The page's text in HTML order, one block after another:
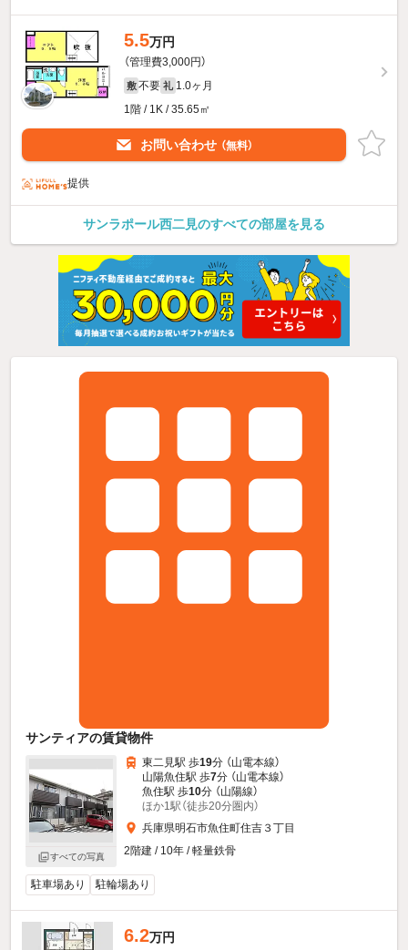
5.5万円
（管理費3,000円）
敷 不要 礼 1.0ヶ月
1階 / 1K / 35.65㎡
お問い合わせ （無料）
提供
サンラポール西二見のすべての部屋を見る
サンティアの賃貸物件
すべての写真
東二見駅 歩19分 （山電本線）
山陽魚住駅 歩7分 （山電本線）
魚住駅 歩10分 （山陽線）
ほか1駅（徒歩20分圏内）
兵庫県明石市魚住町住吉３丁目
2階建 / 10年 / 軽量鉄骨
駐車場あり 駐輪場あり
6.2万円